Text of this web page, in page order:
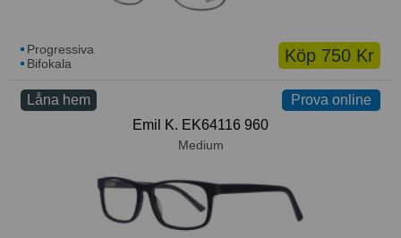
Köp 750 Kr
Progressiva
Bifokala
Prova online
Prova online
Låna hem
Emil K. EK64116 960
Medium